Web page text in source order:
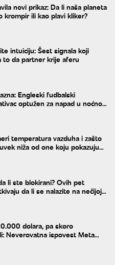
novi prikaz: Da li naša planeta
krompir ili kao plavi kliker?
intuiciju: Šest signala koji
to da partner krije aferu
Engleski fudbalski
optužen za napad u noćnom
temperatura vazduha i zašto
niža od one koju pokazuju
li ste blokirani? Ovih pet
da li se nalazite na nečijoj
dolara, pa skoro
Neverovatna ispovest Meta